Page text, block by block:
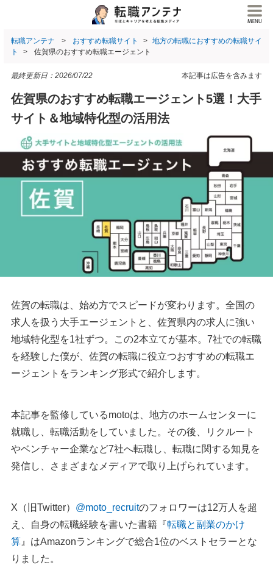
転職アンテナ おすすめ転職サイト
地方の転職におすすめの転職サイ
ト
佐賀県のおすすめ転職エージェント
本記事は広告を含みます
最終更新日： 2026/07/22
佐賀県のおすすめ転職エージェント5選！大手
サイト＆地域特化型の活用法
佐賀の転職は、始め方でスピードが変わります。全国の
求人を扱う大手エージェントと、佐賀県内の求人に強い
地域特化型を1社ずつ。この2本立てが基本。7社での転職
を経験した僕が、佐賀の転職に役立つおすすめの転職エ
ージェントをランキング形式で紹介します。
本記事を監修しているmotoは、地方のホームセンターに
就職し、転職活動をしていました。その後、リクルート
やベンチャー企業など7社へ転職し、転職に関する知見を
発信し、さまざまなメディアで取り上げられています。
X（旧Twitter） @moto_recruitのフォロワーは12万人を超
え、自身の転職経験を書いた書籍『転職と副業のかけ
算 』はAmazonランキングで総合1位のベストセラーとな
りました。